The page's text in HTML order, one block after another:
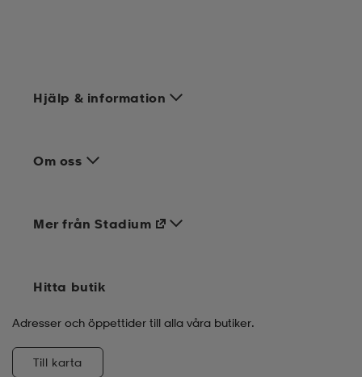
Hjälp & information
Om oss
Mer från Stadium
Hitta butik
Adresser och öppettider till alla våra butiker.
Till karta